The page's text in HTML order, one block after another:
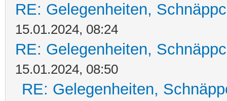
RE: Gelegenheiten,
15.01.2024, 08:24
RE: Gelegenheiten,
15.01.2024, 08:50
RE: Gelegenheiten,